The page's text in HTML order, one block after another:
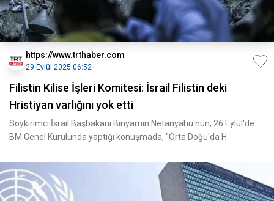
https://www.trthaber.com
29 Eylül 2025 06:52
Filistin Kilise İşleri Komitesi: İsrail Filistin deki
Hristiyan varlığını yok etti
Soykırımcı İsrail Başbakanı Binyamin Netanyahu'nun, 26 Eylül'de
BM Genel Kurulunda yaptığı konuşmada, "Orta Doğu'da H